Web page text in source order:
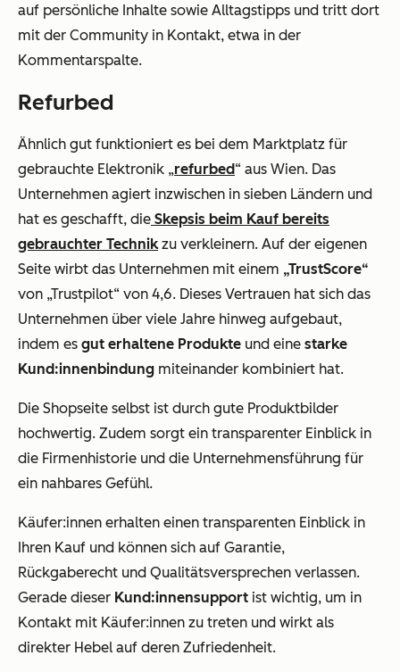
auf persönliche Inhalte sowie Alltagstipps und tritt dort
mit der Community in Kontakt, etwa in der
Kommentarspalte.
Refurbed
Ähnlich gut funktioniert es bei dem Marktplatz für
gebrauchte Elektronik „refurbed“ aus Wien. Das
Unternehmen agiert inzwischen in sieben Ländern und
hat es geschafft, die Skepsis beim Kauf bereits
gebrauchter Technikzu verkleinern. Auf der eigenen
Seite wirbt das Unternehmen mit einem „TrustScore“
von „Trustpilot“ von 4,6. Dieses Vertrauen hat sich das
Unternehmen über viele Jahre hinweg aufgebaut,
indem es gut erhaltene Produkte und eine starke
Kund:innenbindung miteinander kombiniert hat.
Die Shopseite selbst ist durch gute Produktbilder
hochwertig. Zudem sorgt ein transparenter Einblick in
die Firmenhistorie und die Unternehmensführung für
ein nahbares Gefühl.
Käufer:innen erhalten einen transparenten Einblick in
Ihren Kauf und können sich auf Garantie,
Rückgaberecht und Qualitätsversprechen verlassen.
Gerade dieser Kund:innensupport ist wichtig, um in
Kontakt mit Käufer:innen zu treten und wirkt als
direkter Hebel auf deren Zufriedenheit.